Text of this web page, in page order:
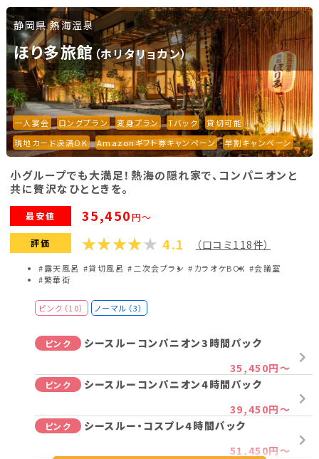
ンパン1本付き
68,350円～
ピンク
シースルーコンパニオンパック5時間（まっ
たりパック）
36,150円～
ピンク
接待にオススメ！シースルーコンパニオンパ
ック5時間（極上パック）【お1人様OK】
57,150円～
ピンク
【超ロング！】シースルーコンパニオンパック
6時間（ゆったりパック）
ピンク
変心パック4時間(ノーマル2時間→シース
ルー2時間)
ピンク
【平日限定】シースルーコンパニオンパック
7時間（日帰り昼宴会パック）
84,550円～
ピンク
【平日限定】シースルーコンパニオンパック
6時間（夜宴会パック）
プラン詳細を見る
静岡県 熱海温泉
ほり多旅館（ホリタリョカン）
一人宴会 ロングプラン 変身プラン Tバック
貸切可能
現地カード決済OK
Amazonギフト券キャンペーン 早割キャンペーン
小グループでも大満足！熱海の隠れ家で、コンパニオンと
共に贅沢なひとときを。
最安値 35,450円～
評価 4.1 （口コミ118件）
#露天風呂 #貸切風呂 #二次会プラン #カラオケBOX #会議室
#繁華街
ピンク（10） ノーマル（3）
ピンク
シースルーコンパニオン3時間パック
35,450円～
ピンク
シースルーコンパニオン4時間パック
39,450円～
ピンク
シースルー・コスプレ4時間パック
51,450円～